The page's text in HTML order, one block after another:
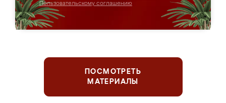
Пользовательскому соглашению
ПОСМОТРЕТЬ
МАТЕРИАЛЫ